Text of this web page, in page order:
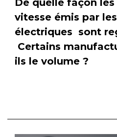
vitesse émis par
électriques sont
Certains
ils le volume ?